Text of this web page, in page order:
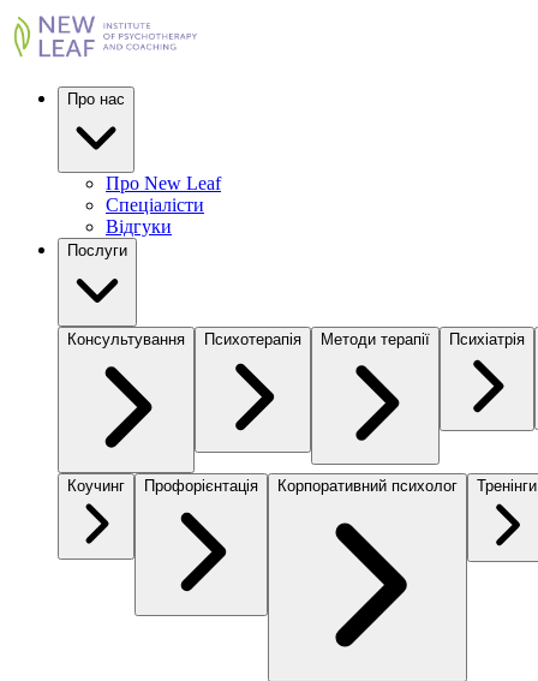
Про нас
Про New Leaf
Спеціалісти
Відгуки
Послуги
Консультування Психотерапія Методи терапії Психіатрія
Коучинг Профорієнтація Корпоративний психолог Тренінги